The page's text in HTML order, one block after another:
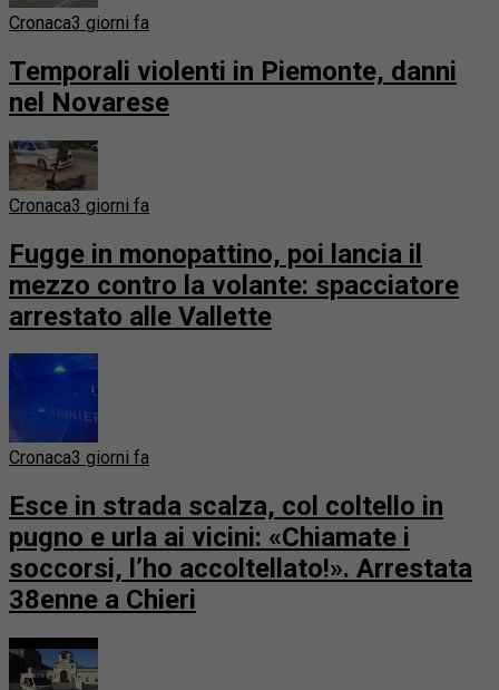
Cronaca3 giorni fa
Temporali violenti in Piemonte, danni
nel Novarese
Cronaca3 giorni fa
Fugge in monopattino, poi lancia il
mezzo contro la volante: spacciatore
arrestato alle Vallette
Cronaca3 giorni fa
Esce in strada scalza, col coltello in
pugno e urla ai vicini: «Chiamate i
soccorsi, l’ho accoltellato!». Arrestata
38enne a Chieri